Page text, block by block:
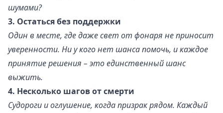
шумами?
3. Остаться без поддержки
Один в месте, где даже свет от фонаря не приносит
уверенности. Ни у кого нет шанса помочь, и каждое
принятие решения – это единственный шанс
выжить.
4. Несколько шагов от смерти
Судороги и оглушение, когда призрак рядом. Каждый